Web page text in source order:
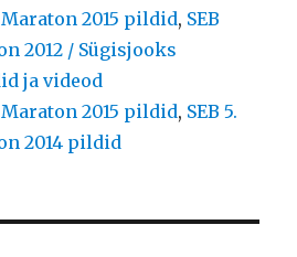
2015 pildid, SEB
2012 / Sügisjooks
ja videod
2015 pildid, SEB 5.
2014 pildid